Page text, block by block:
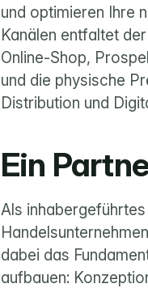
und optimieren Ihre
Kanälen entfaltet
Online-Shop,
und die physische
Distribution und
Ein
Als
dabei das
aufbauen: